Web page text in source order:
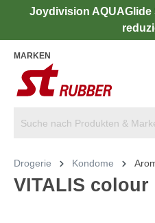
Joydivision AQUAGlide
MARKEN
Drogerie Kondome
VITALIS